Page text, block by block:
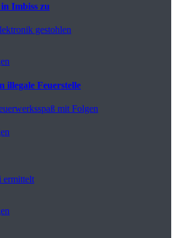
Imbiss zu
gestohlen
illegale Feuerstelle
mit Folgen
ermittelt